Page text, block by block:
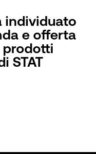
individuato
e offerta
prodotti
STAT